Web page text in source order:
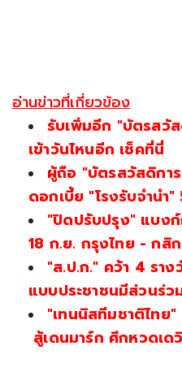
อ่านข่าวที่เกี่ยวข้อง
รับเพิ่มอีก "บัตรสวั
เข้าวันไหนอีก เช็คที่นี่
ผู้ถือ "บัตรสวัสดิกา
ดอกเบี้ย "โรงรับจำนำ"
"ปิดปรับปรุง" แบงก์
18 ก.ย. กรุงไทย - กสิ
"ส.ป.ก." คว้า 4 ราง
แบบประชาชนมีส่วนร่ว
"เทนนิสทีมชาติไท
สู้เดนมาร์ก ศึกหวดเ